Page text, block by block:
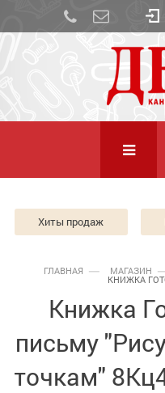
Хиты продаж
ГЛАВНАЯ МАГАЗИН
КНИЖКА
Книжка
письму
точкам"